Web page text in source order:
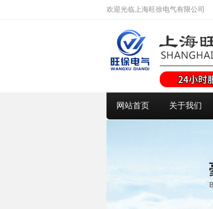
欢迎光临上海旺徐电气有限公司
网站首页 关于我们